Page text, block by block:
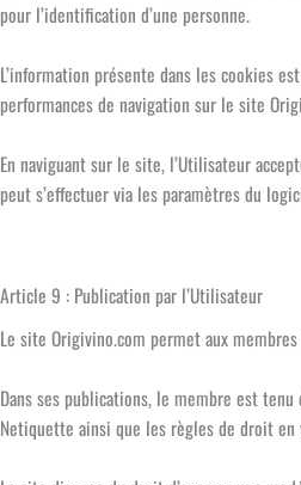
pour l’identification d’une personne.
L’information présente dans les cookies
performances de navigation sur le site
En naviguant sur le site, l’Utilisateur
peut s’effectuer via les paramètres du
Article 9 : Publication par l’Utilisateur
Le site Origivino.com permet aux
Dans ses publications, le membre est
Netiquette ainsi que les règles de droit en